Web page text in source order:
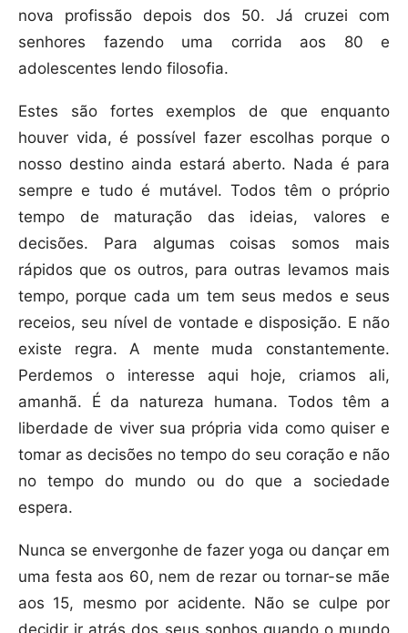
nova profissão depois dos 50. Já cruzei com
senhores fazendo uma corrida aos 80 e
adolescentes lendo filosofia.
Estes são fortes exemplos de que enquanto
houver vida, é possível fazer escolhas porque o
nosso destino ainda estará aberto. Nada é para
sempre e tudo é mutável. Todos têm o próprio
tempo de maturação das ideias, valores e
decisões. Para algumas coisas somos mais
rápidos que os outros, para outras levamos mais
tempo, porque cada um tem seus medos e seus
receios, seu nível de vontade e disposição. E não
existe regra. A mente muda constantemente.
Perdemos o interesse aqui hoje, criamos ali,
amanhã. É da natureza humana. Todos têm a
liberdade de viver sua própria vida como quiser e
tomar as decisões no tempo do seu coração e não
no tempo do mundo ou do que a sociedade
espera.
Nunca se envergonhe de fazer yoga ou dançar em
uma festa aos 60, nem de rezar ou tornar-se mãe
aos 15, mesmo por acidente. Não se culpe por